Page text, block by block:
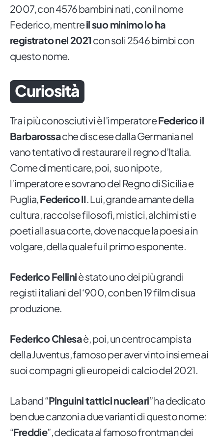
2007, con 4576 bambini nati, con il nome
Federico, mentreil suo minimo lo ha
registrato nel 2021con soli 2546 bimbi con
questo nome.
Curiosità
Tra i più conosciuti vi è l’imperatoreFederico il
Barbarossache discese dalla Germania nel
vano tentativo di restaurare il regno d’Italia.
Come dimenticare, poi, suo nipote,
l’imperatore e sovrano del Regno di Sicilia e
Puglia,FedericoII. Lui, grande amante della
cultura, raccolse filosofi, mistici, alchimisti e
poeti alla sua corte, dove nacque la poesia in
volgare, della quale fu il primo esponente.
Federico Felliniè stato uno dei più grandi
registi italiani del ‘900, con ben 19 film di sua
produzione.
Federico Chiesaè, poi, un centrocampista
della Juventus, famoso per aver vinto insieme ai
suoi compagni gli europei di calcio del 2021.
La band “Pinguini tattici nucleari” ha dedicato
ben due canzoni a due varianti di questo nome:
“Freddie”, dedicata al famoso frontman dei